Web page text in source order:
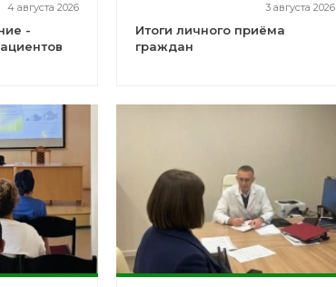
4 августа 2026
-
3 августа 2026
Итоги личного приёма
граждан